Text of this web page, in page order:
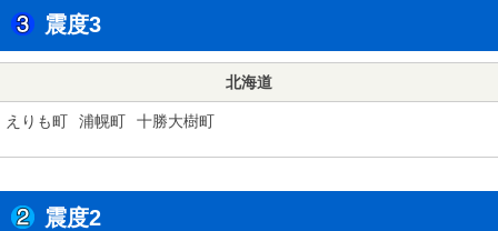
震度3
北海道
えりも町 浦幌町 十勝大樹町
震度2